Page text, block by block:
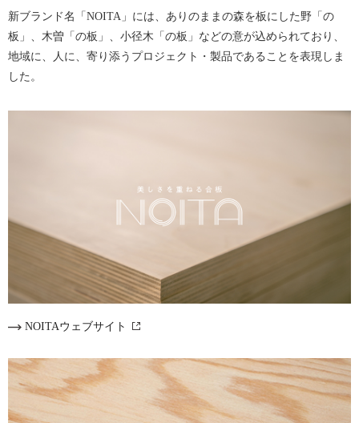
新ブランド名「NOITA」には、ありのままの森を板にした野「の
板」、木曽「の板」、小径木「の板」などの意が込められており、
地域に、人に、寄り添うプロジェクト・製品であることを表現しま
した。
NOITAウェブサイト